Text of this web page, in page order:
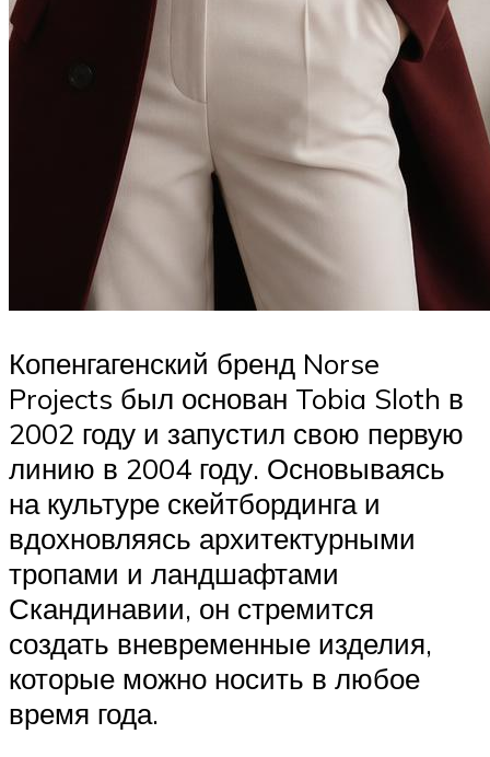
Копенгагенский бренд Norse
Projects был основан Tobia Sloth в
2002 году и запустил свою первую
линию в 2004 году. Основываясь
на культуре скейтбординга и
вдохновляясь архитектурными
тропами и ландшафтами
Скандинавии, он стремится
создать вневременные изделия,
которые можно носить в любое
время года.